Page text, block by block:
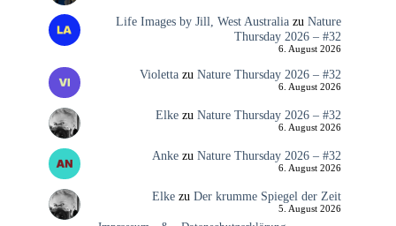
Life Images by Jill, West Australiazu Nature
Thursday 2026 – #32
6. August 2026
Violettazu Nature Thursday 2026 – #32
6. August 2026
Elkezu Nature Thursday 2026 – #32
6. August 2026
Ankezu Nature Thursday 2026 – #32
6. August 2026
Elkezu Der krumme Spiegel der Zeit
5. August 2026